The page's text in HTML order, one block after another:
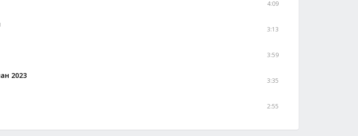
4:09
3:13
3:59
2023
3:35
2:55